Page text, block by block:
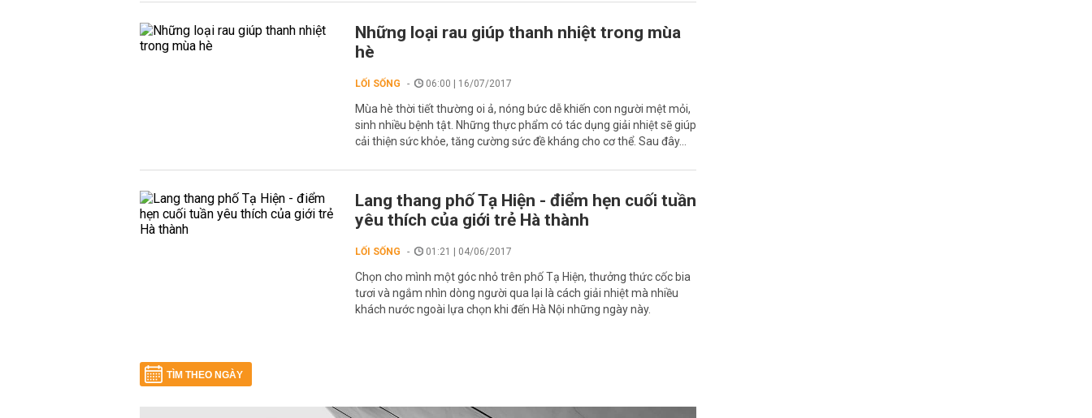
Những loại rau giúp thanh nhiệt trong mùa
hè
LỐI SỐNG 06:00 | 16/07/2017
Mùa hè thời tiết thường oi ả, nóng bức dễ khiến con người mệt mỏi,
sinh nhiều bệnh tật. Những thực phẩm có tác dụng giải nhiệt sẽ giúp
cải thiện sức khỏe, tăng cường sức đề kháng cho cơ thể. Sau đây...
Lang thang phố Tạ Hiện - điểm hẹn cuối tuần
yêu thích của giới trẻ Hà thành
LỐI SỐNG 01:21 | 04/06/2017
Chọn cho mình một góc nhỏ trên phố Tạ Hiện, thưởng thức cốc bia
tươi và ngắm nhìn dòng người qua lại là cách giải nhiệt mà nhiều
khách nước ngoài lựa chọn khi đến Hà Nội những ngày này.
TÌM THEO NGÀY